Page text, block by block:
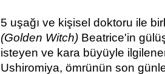
5 uşağı ve kişisel doktoru ile
(Golden Witch)Beatrice'in
isteyen ve kara büyüyle
Ushiromiya, ömrünün son